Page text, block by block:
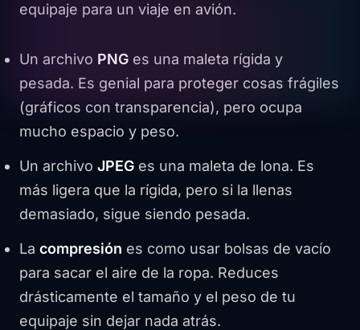
equipaje para un viaje en avión.
Un archivo PNG es una maleta rígida y
pesada. Es genial para proteger cosas frágiles
(gráficos con transparencia), pero ocupa
mucho espacio y peso.
Un archivo JPEG es una maleta de lona. Es
más ligera que la rígida, pero si la llenas
demasiado, sigue siendo pesada.
La compresión es como usar bolsas de vacío
para sacar el aire de la ropa. Reduces
drásticamente el tamaño y el peso de tu
equipaje sin dejar nada atrás.